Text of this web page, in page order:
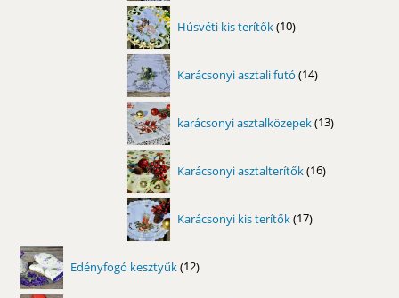
Húsvéti kis terítők 10
termék
Karácsonyi asztali futó 14
termék
karácsonyi asztalközepek 13
termék
Karácsonyi asztalterítők 16
termék
Karácsonyi kis terítők 17
termék
Edényfogó kesztyűk 12
termék